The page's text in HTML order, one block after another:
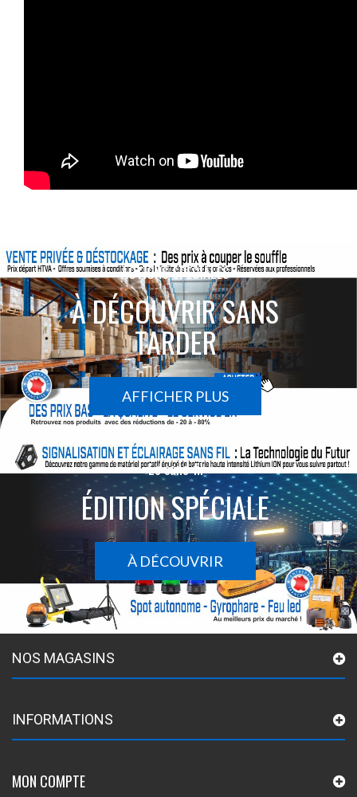
ACTIONS SPÉCIALES
À DÉCOUVRIR SANS
TARDER
AFFICHER PLUS
Le sans-fil
ÉDITION SPÉCIALE
À DÉCOUVRIR
NOS MAGASINS
INFORMATIONS
MON COMPTE